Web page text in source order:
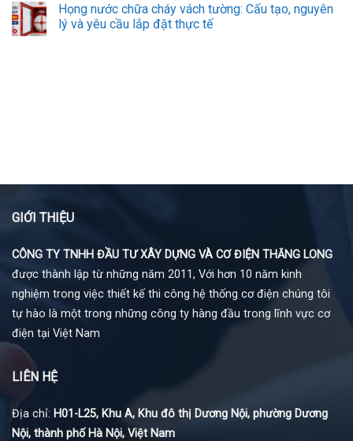
Họng nước chữa cháy vách tường: Cấu tạo, nguyên
lý và yêu cầu lắp đặt thực tế
GIỚI THIỆU
CÔNG TY TNHH ĐẦU TƯ XÂY DỰNG VÀ CƠ ĐIỆN THĂNG LONG
được thành lập từ những năm 2011, Với hơn 10 năm kinh
nghiệm trong việc thiết kế thi công hệ thống cơ điện chúng tôi
tự hào là một trong những công ty hàng đầu trong lĩnh vực cơ
điện tại Việt Nam
LIÊN HỆ
Địa chỉ: H01-L25, Khu A, Khu đô thị Dương Nội, phường Dương
Nội, thành phố Hà Nội, Việt Nam